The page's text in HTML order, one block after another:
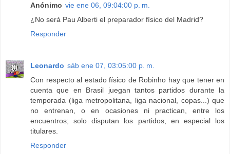
Anónimo vie ene 06, 09:04:00 p. m.
¿No será Pau Alberti el preparador físico del Madrid?
Responder
Leonardo sáb ene 07, 03:05:00 p. m.
Con respecto al estado físico de Robinho hay que tener en
cuenta que en Brasil juegan tantos partidos durante la
temporada (liga metropolitana, liga nacional, copas...) que
no entrenan, o en ocasiones ni practican, entre los
encuentros; solo disputan los partidos, en especial los
titulares.
Responder